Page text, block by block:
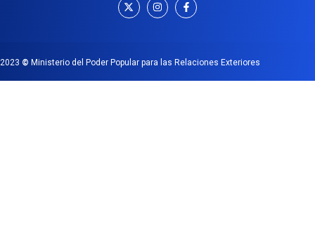
2023 © Ministerio del Poder Popular para las Relaciones Exteriores